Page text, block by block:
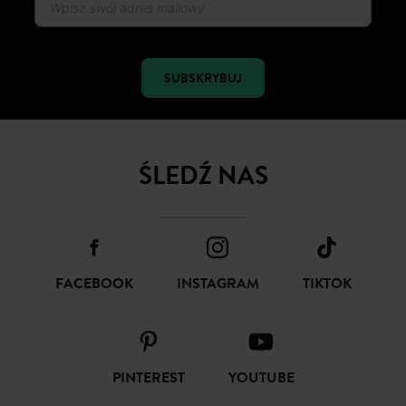
SUBSKRYBUJ
ŚLEDŹ NAS
FACEBOOK INSTAGRAM TIKTOK
PINTEREST YOUTUBE